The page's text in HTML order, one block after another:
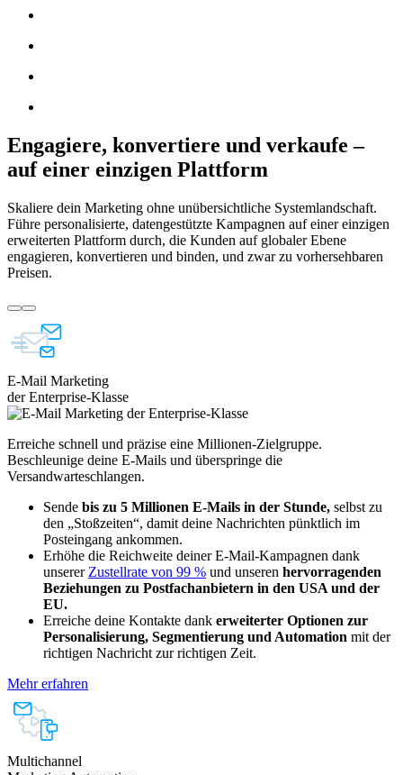
Engagiere, konvertiere und verkaufe –
auf einer einzigen Plattform
Skaliere dein Marketing ohne unübersichtliche Systemlandschaft.
Führe personalisierte, datengestützte Kampagnen auf einer einzigen
erweiterten Plattform durch, die Kunden auf globaler Ebene
engagieren, konvertieren und binden, und zwar zu vorhersehbaren
Preisen.
E-Mail Marketing
der Enterprise-Klasse
Erreiche schnell und präzise eine Millionen-Zielgruppe.
Beschleunige deine E-Mails und überspringe die
Versandwarteschlangen.
Sende bis zu 5 Millionen E-Mails in der Stunde, selbst zu
den „Stoßzeiten“, damit deine Nachrichten pünktlich im
Posteingang ankommen.
Erhöhe die Reichweite deiner E-Mail-Kampagnen dank
unserer Zustellrate von 99 % und unseren hervorragenden
Beziehungen zu Postfachanbietern in den USA und der
EU.
Erreiche deine Kontakte dank erweiterter Optionen zur
Personalisierung, Segmentierung und Automation mit der
richtigen Nachricht zur richtigen Zeit.
Mehr erfahren
Multichannel